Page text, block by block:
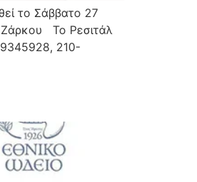
το Σάββατο 27
Ζάρκου Το Ρεσιτάλ
210-